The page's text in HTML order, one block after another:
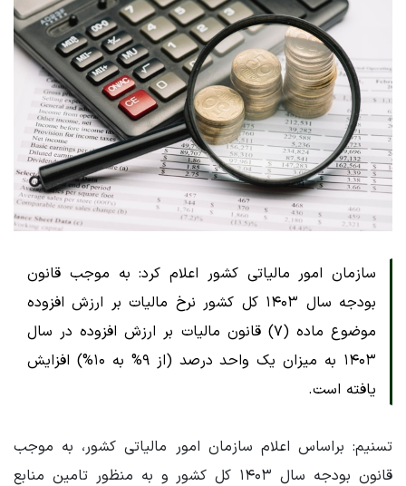
سازمان امور مالیاتی کشور اعلام کرد: به ‌موجب قانون
بودجه سال ۱۴۰۳ کل کشور نرخ مالیات بر ارزش افزوده
موضوع ماده (۷) قانون مالیات بر ارزش افزوده در سال
۱۴۰۳ به میزان یک واحد درصد (از ۹% به ۱۰%) افزایش
یافته است.
تسنیم: براساس اعلام سازمان امور مالیاتی کشور، به ‌موجب
قانون بودجه سال ۱۴۰۳ کل کشور و به منظور تامین منابع